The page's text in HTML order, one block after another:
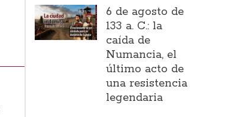
6 de agosto de
133 a. C.: la
caída de
Numancia, el
último acto de
una resistencia
legendaria